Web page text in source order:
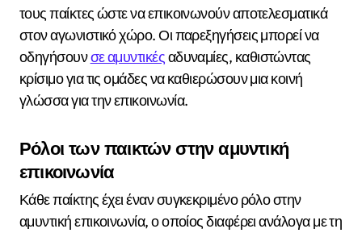
τους παίκτες ώστε να επικοινωνούν αποτελεσματικά
στον αγωνιστικό χώρο. Οι παρεξηγήσεις μπορεί να
οδηγήσουνσε αμυντικέςαδυναμίες, καθιστώντας
κρίσιμο για τις ομάδες να καθιερώσουν μια κοινή
γλώσσα για την επικοινωνία.
Ρόλοι των παικτών στην αμυντική
επικοινωνία
Κάθε παίκτης έχει έναν συγκεκριμένο ρόλο στην
αμυντική επικοινωνία, ο οποίος διαφέρει ανάλογα με τη